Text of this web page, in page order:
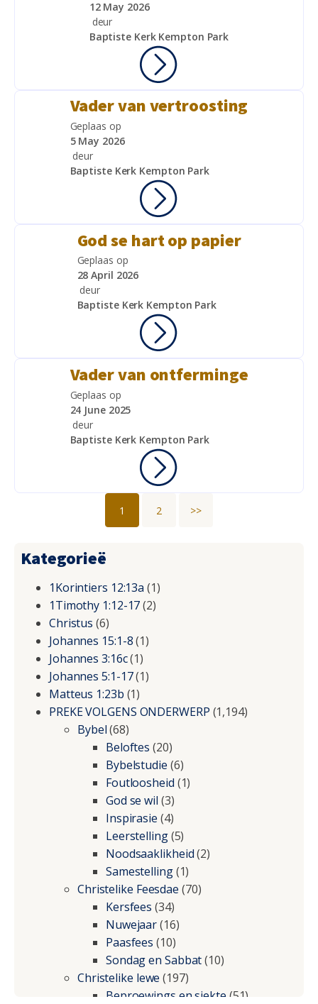
12 May 2026
deur
Baptiste Kerk Kempton Park
Vader van vertroosting
Geplaas op
5 May 2026
deur
Baptiste Kerk Kempton Park
God se hart op papier
Geplaas op
28 April 2026
deur
Baptiste Kerk Kempton Park
Vader van ontferminge
Geplaas op
24 June 2025
deur
Baptiste Kerk Kempton Park
1 2 >>
Kategorieë
1Korintiers 12:13a (1)
1Timothy 1:12-17(2)
Christus (6)
Johannes 15:1-8(1)
Johannes 3:16c(1)
Johannes 5:1-17(1)
Matteus 1:23b (1)
PREKE VOLGENS ONDERWERP (1,194)
Bybel(68)
Beloftes (20)
Bybelstudie (6)
Foutloosheid (1)
God se wil (3)
Inspirasie (4)
Leerstelling(5)
Noodsaaklikheid(2)
Samestelling(1)
Christelike Feesdae (70)
Kersfees (34)
Nuwejaar(16)
Paasfees (10)
Sondag en Sabbat(10)
Christelike lewe (197)
Beproewings en siekte(51)